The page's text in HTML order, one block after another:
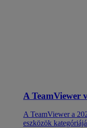
A TeamViewer
A TeamViewer a
eszközök